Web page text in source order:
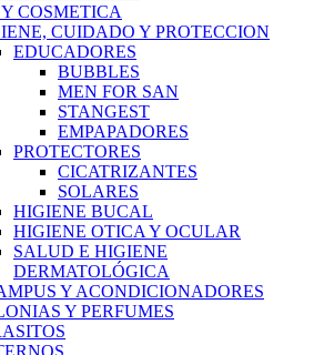
COSMETICA
CUIDADO Y PROTECCION
EDUCADORES
BUBBLES
MEN FOR SAN
STANGEST
EMPAPADORES
PROTECTORES
CICATRIZANTES
SOLARES
HIGIENE BUCAL
HIGIENE OTICA Y OCULAR
SALUD E HIGIENE
DERMATOLÓGICA
Y ACONDICIONADORES
Y PERFUMES